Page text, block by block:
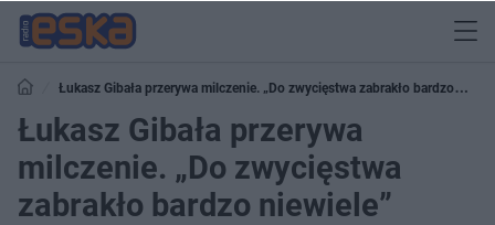
Łukasz Gibała przerywa milczenie. „Do zwycięstwa zabrakło bardzo
niewiele”
Łukasz Gibała przerywa
milczenie. „Do zwycięstwa
zabrakło bardzo niewiele”